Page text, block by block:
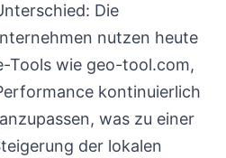
Die
nutzen heute
Tools wie geo-tool.com,
kontinuierlich
was zu einer
der lokalen